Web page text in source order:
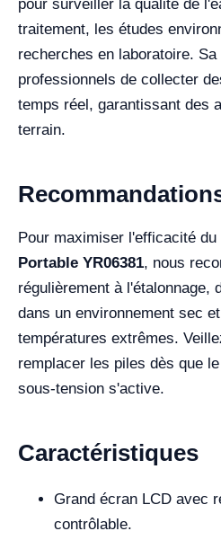
pour surveiller la qualité de
traitement, les études
recherches en laboratoire.
professionnels de collecter
temps réel, garantissant des
terrain.
Pour maximiser l'efficacité du
Portable YR06381, nous
régulièrement à l'étalonnage,
dans un environnement sec
températures extrêmes.
remplacer les piles dès que
sous-tension s'active.
Caractéristiques
Grand écran LCD avec
contrôlable.